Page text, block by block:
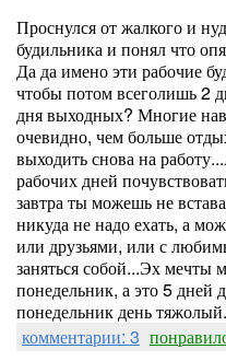
Проснулся от жалкого и
будильника и понял что
Да да имено эти рабочие
чтобы потом всеголишь 2
дня выходных? Многие
очевидно, чем больше
выходить снова на
рабочих дней
завтра ты можешь не
никуда не надо ехать, а
или друзьями, или с
заняться собой...Эх мечты
понедельник, а это 5 дней
понедельник день
комментарии: 3